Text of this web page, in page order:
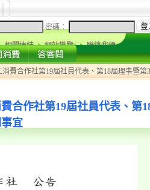
密碼：
相關連結 網站導覽 聯絡我們
消費合作社第19屆社員代表、第18屆理事暨第
合作社第19屆社員代表、第
宜